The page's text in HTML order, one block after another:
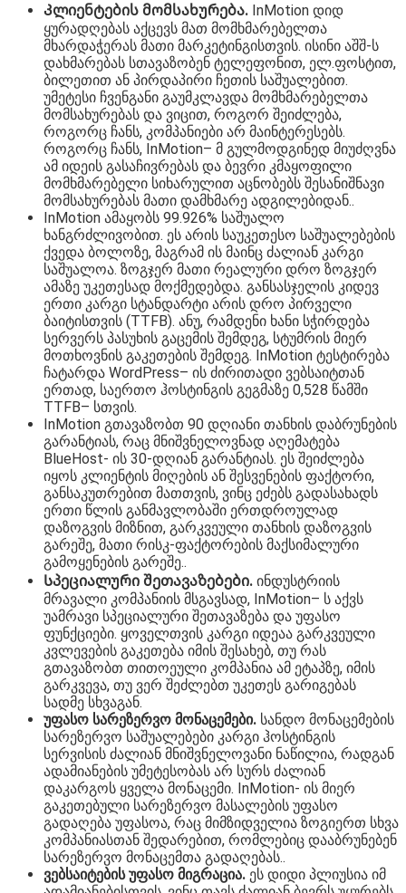
Კლიენტების მომსახურება. InMotion დიდ
ყურადღებას აქცევს მათ მომხმარებელთა
მხარდაჭერას მათი მარკეტინგისთვის. ისინი აშშ-ს
დახმარებას სთავაზობენ ტელეფონით, ელ.ფოსტით,
ბილეთით ან პირდაპირი ჩეთის საშუალებით.
უმეტესი ჩვენგანი გაუმკლავდა მომხმარებელთა
მომსახურებას და ვიცით, როგორ შეიძლება,
როგორც ჩანს, კომპანიები არ მაინტერესებს.
როგორც ჩანს, InMotion– მ გულმოდგინედ მიუძღვნა
ამ იდეის გასაჩივრებას და ბევრი კმაყოფილი
მომხმარებელი სიხარულით აცნობებს შესანიშნავი
მომსახურებას მათი დამხმარე ადგილებიდან..
InMotion ამაყობს 99.926% საშუალო
ხანგრძლივობით. ეს არის საუკეთესო საშუალებების
ქვედა ბოლოზე, მაგრამ ის მაინც ძალიან კარგი
საშუალოა. ზოგჯერ მათი რეალური დრო ზოგჯერ
ამაზე უკეთესად მოქმედებდა. განსასჯელის კიდევ
ერთი კარგი სტანდარტი არის დრო პირველი
ბაიტისთვის (TTFB). ანუ, რამდენი ხანი სჭირდება
სერვერს პასუხის გაცემის შემდეგ, სტუმრის მიერ
მოთხოვნის გაკეთების შემდეგ. InMotion ტესტირება
ჩატარდა WordPress– ის ძირითადი ვებსაიტთან
ერთად, საერთო ჰოსტინგის გეგმაზე 0,528 წამში
TTFB– სთვის.
InMotion გთავაზობთ 90 დღიანი თანხის დაბრუნების
გარანტიას, რაც მნიშვნელოვნად აღემატება
BlueHost- ის 30-დღიან გარანტიას. ეს შეიძლება
იყოს კლიენტის მიღების ან შესვენების ფაქტორი,
განსაკუთრებით მათთვის, ვინც ეძებს გადასახადს
ერთი წლის განმავლობაში ერთდროულად
დაზოგვის მიზნით, გარკვეული თანხის დაზოგვის
გარეშე, მათი რისკ-ფაქტორების მაქსიმალური
გამოყენების გარეშე..
Სპეციალური შეთავაზებები. ინდუსტრიის
მრავალი კომპანიის მსგავსად, InMotion– ს აქვს
უამრავი სპეციალური შეთავაზება და უფასო
ფუნქციები. ყოველთვის კარგი იდეაა გარკვეული
კვლევების გაკეთება იმის შესახებ, თუ რას
გთავაზობთ თითოეული კომპანია ამ ეტაპზე, იმის
გარკვევა, თუ ვერ შეძლებთ უკეთეს გარიგებას
სადმე სხვაგან.
უფასო სარეზერვო მონაცემები. სანდო მონაცემების
სარეზერვო საშუალებები კარგი ჰოსტინგის
სერვისის ძალიან მნიშვნელოვანი ნაწილია, რადგან
ადამიანების უმეტესობას არ სურს ძალიან
დაკარგოს ყველა მონაცემი. InMotion- ის მიერ
გაკეთებული სარეზერვო მასალების უფასო
გადაღება უფასოა, რაც მიმზიდველია ზოგიერთ სხვა
კომპანიასთან შედარებით, რომლებიც დააბრუნებენ
სარეზერვო მონაცემთა გადაღებას..
ვებსაიტების უფასო მიგრაცია. ეს დიდი პლიუსია იმ